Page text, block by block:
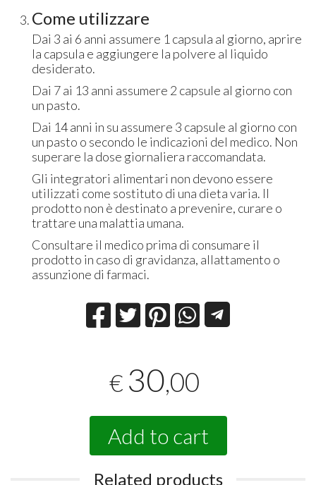
Come utilizzare
Dai 3 ai 6 anni assumere 1 capsula al giorno, aprire
la capsula e aggiungere la polvere al liquido
desiderato.
Dai 7 ai 13 anni assumere 2 capsule al giorno con
un pasto.
Dai 14 anni in su assumere 3 capsule al giorno con
un pasto o secondo le indicazioni del medico. Non
superare la dose giornaliera raccomandata.
Gli integratori alimentari non devono essere
utilizzati come sostituto di una dieta varia. Il
prodotto non è destinato a prevenire, curare o
trattare una malattia umana.
Consultare il medico prima di consumare il
prodotto in caso di gravidanza, allattamento o
assunzione di farmaci.
€ 30,00
Add to cart
Related products